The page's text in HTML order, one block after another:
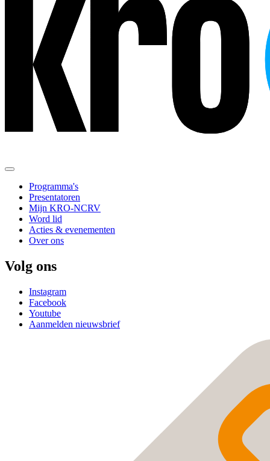
Programma's
Presentatoren
Mijn KRO-NCRV
Word lid
Acties & evenementen
Over ons
Volg ons
Instagram
Facebook
Youtube
Aanmelden nieuwsbrief